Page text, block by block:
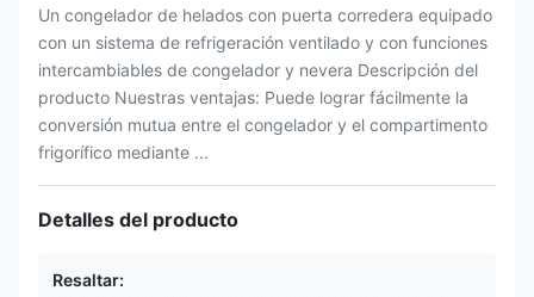
Un congelador de helados con puerta corredera equipado
con un sistema de refrigeración ventilado y con funciones
intercambiables de congelador y nevera Descripción del
producto Nuestras ventajas: Puede lograr fácilmente la
conversión mutua entre el congelador y el compartimento
frigorífico mediante ...
Detalles del producto
Resaltar: